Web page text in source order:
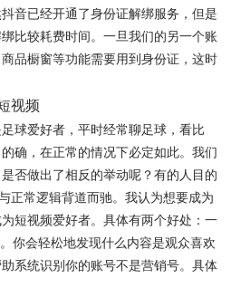
音已经开通了身份证解绑服务，但是
比较耗费时间。一旦我们的另一个账
品橱窗等功能需要用到身份证，这时
视频
球爱好者，平时经常聊足球，看比
确，在正常的情况下必定如此。我们
否做出了相反的举动呢？有的人目的
正常逻辑背道而驰。我认为想要成为
短视频爱好者。具体有两个好处：一
你会轻松地发现什么内容是观众喜欢
系统识别你的账号不是营销号。具体